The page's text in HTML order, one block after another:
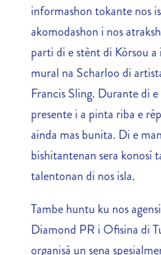
informashon tokante nos
akomodashon i nos
parti di e stènt di Kòrsou
mural na Scharloo di
Francis Sling. Durante di
presente i a pinta riba e
ainda mas bunita. Di e
bishitantenan sera konosí
talentonan di nos isla.
Tambe huntu ku nos
Diamond PR i Ofisina di
organisá un sena